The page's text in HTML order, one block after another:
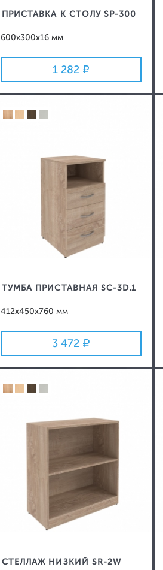
ПРИСТАВКА К СТОЛУ SP-300
600x300x16 мм
1 282
ТУМБА ПРИСТАВНАЯ SC-3D.1
412x450x760 мм
3 472
СТЕЛЛАЖ НИЗКИЙ SR-2W